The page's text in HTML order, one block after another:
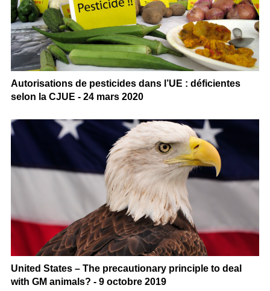
Autorisations de pesticides dans l’UE : déficientes
selon la CJUE - 24 mars 2020
United States – The precautionary principle to deal
with GM animals? - 9 octobre 2019